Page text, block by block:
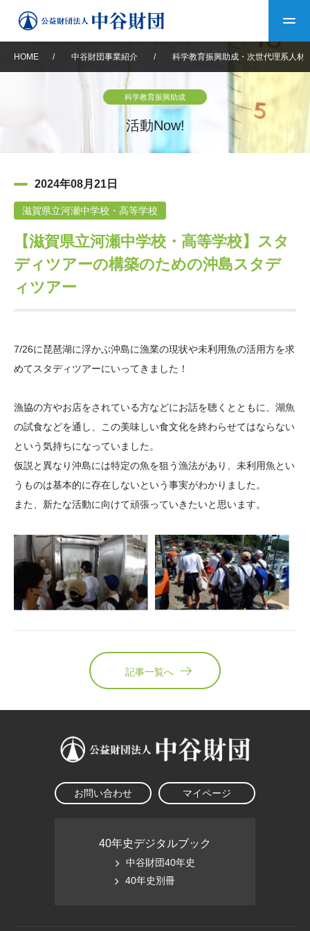
中谷財団について
設立趣意書 財団概要
沿革 40年史デジタルブック
中谷財団40年史
年報一覧 中谷財団レポート
中谷財団事業紹介 中谷賞
神戸賞 長期大型研究助成
研究助成
ム
次世代理系人材育成プ
ログラム助成
中谷財団動画紹介
その他情報
その他情報
アクセス よくあるご質問
日本語 English マイページ
HOME / 中谷財団事業紹介 / 科学教育振興助成・次世代理系人材
科学教育振興助成
活動Now!
2024年08月21日
滋賀県立河瀬中学校・高等学校
【滋賀県立河瀬中学校・高等学校】スタ
ディツアーの構築のための沖島スタデ
ィツアー
7/26に琵琶湖に浮かぶ沖島に漁業の現状や未利用魚の活用方を求
めてスタディツアーにいってきました！
漁協の方やお店をされている方などにお話を聴くとともに、湖魚
の試食などを通し、この美味しい食文化を終わらせてはならない
という気持ちになっていました。
仮説と異なり沖島には特定の魚を狙う漁法があり、未利用魚とい
うものは基本的に存在しないという事実がわかりました。
また、新たな活動に向けて頑張っていきたいと思います。
記事一覧へ
お問い合わせ マイページ
40年史デジタルブック
中谷財団40年史
40年史別冊